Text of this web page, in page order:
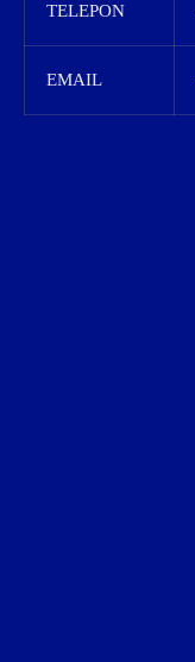
TELEPON
EMAIL